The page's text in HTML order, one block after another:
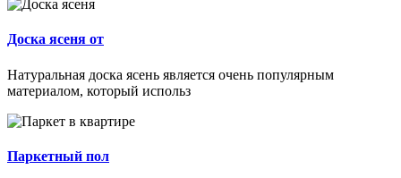
Доска ясеня от
Натуральная доска ясень является очень популярным
материалом, который использ
Паркетный пол